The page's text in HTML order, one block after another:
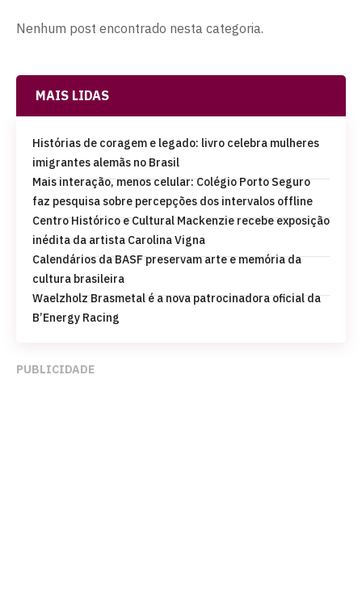
Nenhum post encontrado nesta categoria.
MAIS LIDAS
Histórias de coragem e legado: livro celebra mulheres
imigrantes alemãs no Brasil
Mais interação, menos celular: Colégio Porto Seguro
faz pesquisa sobre percepções dos intervalos offline
Centro Histórico e Cultural Mackenzie recebe exposição
inédita da artista Carolina Vigna
Calendários da BASF preservam arte e memória da
cultura brasileira
Waelzholz Brasmetal é a nova patrocinadora oficial da
B’Energy Racing
PUBLICIDADE